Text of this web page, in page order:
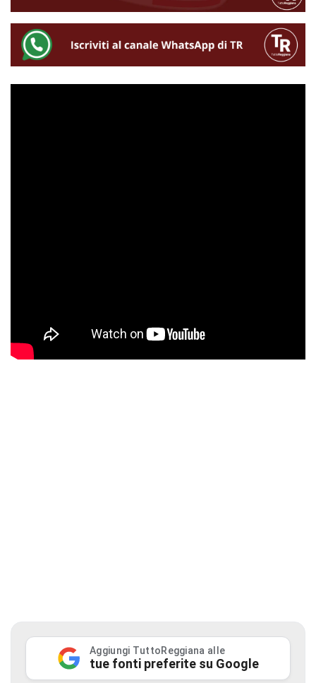
Aggiungi TuttoReggiana alle
tue fonti preferite su Google